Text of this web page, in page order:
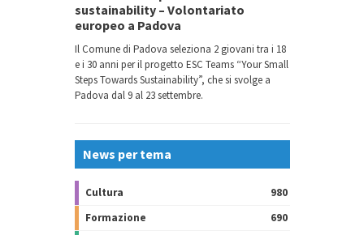
sustainability – Volontariato
europeo a Padova
Il Comune di Padova seleziona 2 giovani tra i 18
e i 30 anni per il progetto ESC Teams “Your Small
Steps Towards Sustainability”, che si svolge a
Padova dal 9 al 23 settembre.
News per tema
Cultura
980
Formazione
690